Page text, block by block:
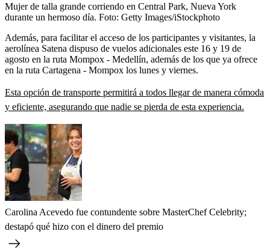
Mujer de talla grande corriendo en Central Park, Nueva York
durante un hermoso día. Foto: Getty Images/iStockphoto
Además, para facilitar el acceso de los participantes y visitantes, la
aerolínea Satena dispuso de vuelos adicionales este 16 y 19 de
agosto en la ruta Mompox - Medellín, además de los que ya ofrece
en la ruta Cartagena - Mompox los lunes y viernes.
Esta opción de transporte permitirá a todos llegar de manera cómoda
y eficiente, asegurando que nadie se pierda de esta experiencia.
Carolina Acevedo fue contundente sobre MasterChef Celebrity;
destapó qué hizo con el dinero del premio